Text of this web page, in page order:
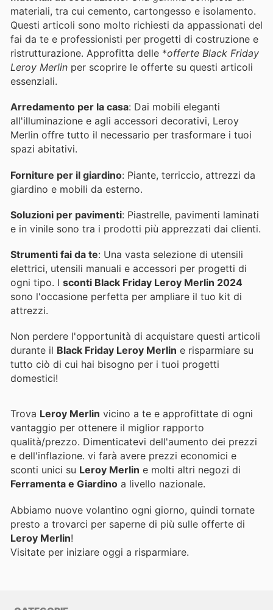
materiali, tra cui cemento, cartongesso e isolamento.
Questi articoli sono molto richiesti da appassionati del
fai da te e professionisti per progetti di costruzione e
ristrutturazione. Approfitta delle *offerte Black Friday
Leroy Merlin per scoprire le offerte su questi articoli
essenziali.
Arredamento per la casa: Dai mobili eleganti
all'illuminazione e agli accessori decorativi, Leroy
Merlin offre tutto il necessario per trasformare i tuoi
spazi abitativi.
Forniture per il giardino: Piante, terriccio, attrezzi da
giardino e mobili da esterno.
Soluzioni per pavimenti: Piastrelle, pavimenti laminati
e in vinile sono tra i prodotti più apprezzati dai clienti.
Strumenti fai da te: Una vasta selezione di utensili
elettrici, utensili manuali e accessori per progetti di
ogni tipo. I sconti Black Friday Leroy Merlin 2024
sono l'occasione perfetta per ampliare il tuo kit di
attrezzi.
Non perdere l'opportunità di acquistare questi articoli
durante il Black Friday Leroy Merlin e risparmiare su
tutto ciò di cui hai bisogno per i tuoi progetti
domestici!
Trova Leroy Merlin vicino a te e approfittate di ogni
vantaggio per ottenere il miglior rapporto
qualità/prezzo. Dimenticatevi dell'aumento dei prezzi
e dell'inflazione. vi farà avere prezzi economici e
sconti unici su Leroy Merlin e molti altri negozi di
Ferramenta e Giardino a livello nazionale.
Abbiamo nuove volantino ogni giorno, quindi tornate
presto a trovarci per saperne di più sulle offerte di
Leroy Merlin!
Visitate per iniziare oggi a risparmiare.